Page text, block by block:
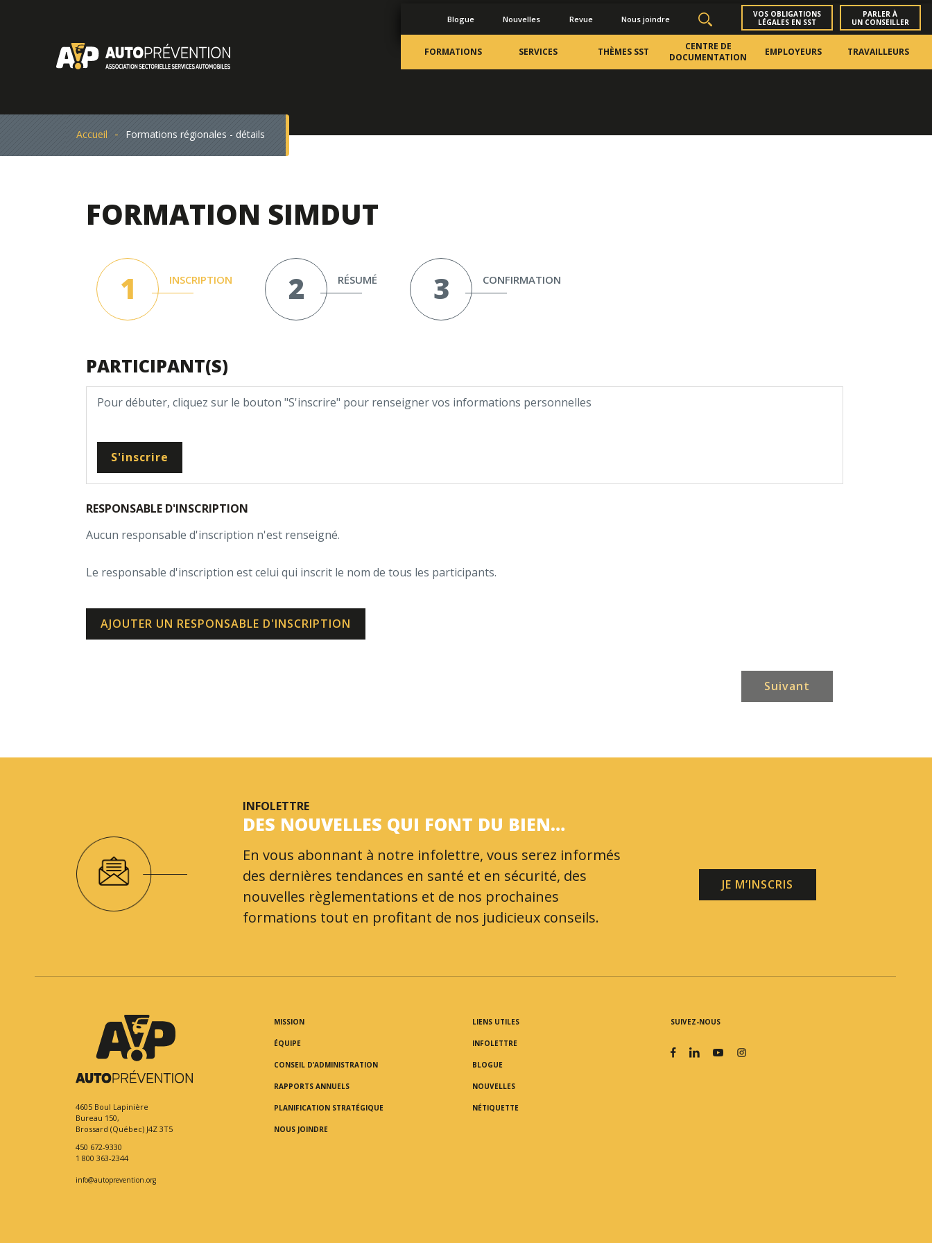
Blogue Nouvelles Revue Nous joindre
VOS OBLIGATIONS
LÉGALES EN SST
PARLER À
UN CONSEILLER
FORMATIONS SERVICES THÈMES SST
CENTRE DE
DOCUMENTATION
EMPLOYEURS TRAVAILLEURS
Accueil Formations régionales - détails
FORMATION SIMDUT
INSCRIPTION RÉSUMÉ CONFIRMATION
PARTICIPANT(S)
Pour débuter, cliquez sur le bouton "S'inscrire" pour renseigner vos informations personnelles
S'inscrire
RESPONSABLE D'INSCRIPTION
Aucun responsable d'inscription n'est renseigné.
Le responsable d'inscription est celui qui inscrit le nom de tous les participants.
AJOUTER UN RESPONSABLE D'INSCRIPTION
Suivant
INFOLETTRE
DES NOUVELLES QUI FONT DU BIEN…
En vous abonnant à notre infolettre, vous serez informés
des dernières tendances en santé et en sécurité, des
nouvelles règlementations et de nos prochaines
formations tout en profitant de nos judicieux conseils.
JE M’INSCRIS
4605 Boul Lapinière
Bureau 150,
Brossard (Québec) J4Z 3T5
450 672-9330
1 800 363-2344
info@autoprevention.org
MISSION
ÉQUIPE
CONSEIL D’ADMINISTRATION
RAPPORTS ANNUELS
PLANIFICATION STRATÉGIQUE
NOUS JOINDRE
LIENS UTILES
INFOLETTRE
BLOGUE
NOUVELLES
NÉTIQUETTE
SUIVEZ-NOUS